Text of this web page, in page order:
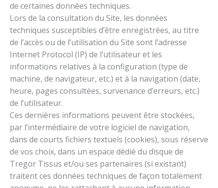
de certaines données techniques.
Lors de la consultation du Site, les données
techniques susceptibles d’être enregistrées, au titre
de l’accès ou de l’utilisation du Site sont l’adresse
Internet Protocol (IP) de l’utilisateur et les
informations relatives à la configuration (type de
machine, de navigateur, etc.) et à la navigation (date,
heure, pages consultées, survenance d’erreurs, etc.)
de l’utilisateur.
Ces dernières informations peuvent être stockées,
par l’intermédiaire de votre logiciel de navigation,
dans de courts fichiers textuels (cookies), sous réserve
de vos choix, dans un espace dédié du disque de
Tregor Tissus et/ou ses partenaires (si existant)
traitent ces données techniques de façon totalement